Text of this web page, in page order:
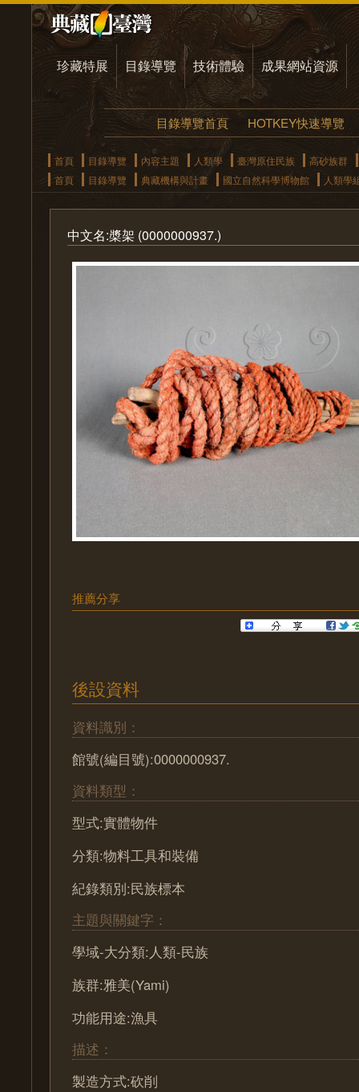
珍藏特展 目錄導覽 技術體驗 成果網站資源
目錄導覽首頁 HOTKEY快速導覽
首頁 目錄導覽 內容主題 人類學 臺灣原住民族
高砂族群
首頁
目錄導覽 典藏機構與計畫 國立自然科學博物館 人類學
中文名:槳架 (0000000937.)
推薦分享
後設資料
資料識別：
館號(編目號):0000000937.
資料類型：
型式:實體物件
分類:物料工具和裝備
紀錄類別:民族標本
主題與關鍵字：
學域-大分類:人類-民族
族群:雅美(Yami)
功能用途:漁具
描述：
製造方式:砍削